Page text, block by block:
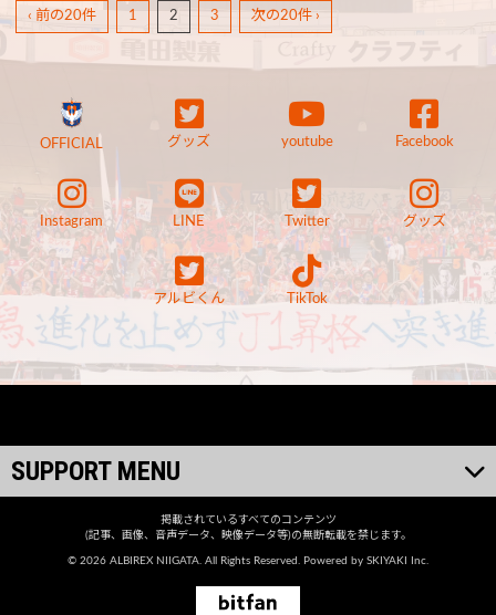
‹ 前の20件 1 2 3 次の20件 ›
OFFICIAL グッズ youtube Facebook
Instagram LINE Twitter グッズ
アルビくん TikTok
SUPPORT MENU
掲載されているすべてのコンテンツ
(記事、画像、音声データ、映像データ等)の無断転載を禁じます。
© 2026 ALBIREX NIIGATA. All Rights Reserved. Powered by SKIYAKI Inc.